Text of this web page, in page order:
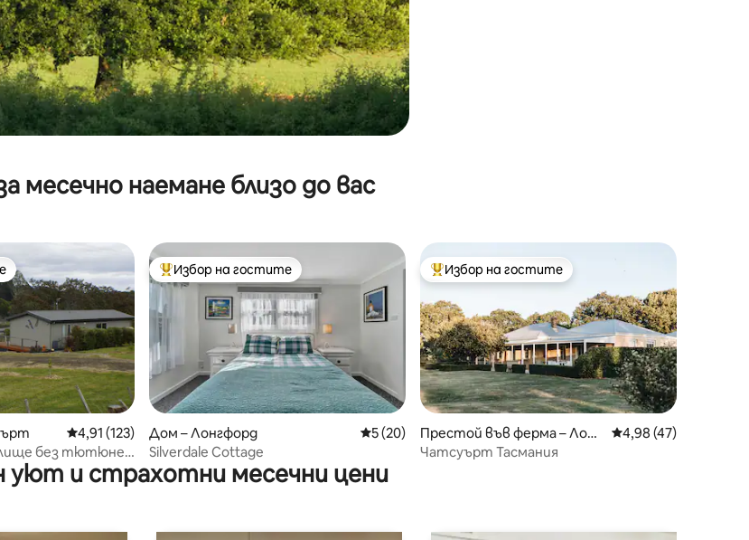
месечно наемане близо до вас
Средна оценка: 4,91 от 5, 123 отзива
4,91 (123)
без тютюнев
Най-популярен избор на гостите
Избор на гостите
Дом – Лонгфорд Средна оценка: 5 от 5, 20 отзива
5 (20)
Silverdale Cottage
Най-популярен избор на гостите
Избор на гостите
Престой във ферма – Лонг
форд
Средна оценка:
4,98 (47)
Чатсуърт Тасмания
и страхотни месечни цени